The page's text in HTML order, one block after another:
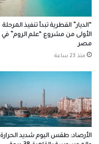
“الديار” القطرية تبدأ تنفيذ المرحلة
الأولى من مشروع “علم الروم” في
مصر
منذ 23 ساعة
الأرصاد: طقس اليوم شديد الحرارة